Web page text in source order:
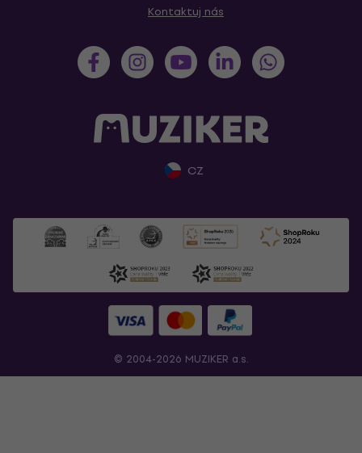
Kontaktuj nás
CZ
© 2004-2026 MUZIKER a.s.